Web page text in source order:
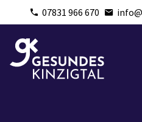
07831 966 670